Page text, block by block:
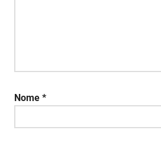
Nome *